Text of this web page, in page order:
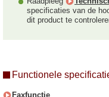
specificaties van de
dit product te
Functionele
Faxfunctie